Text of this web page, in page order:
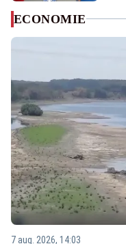
ECONOMIE
7 aug. 2026, 14:03